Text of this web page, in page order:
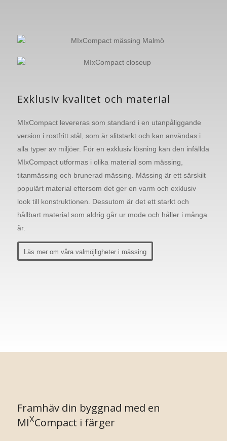
Exklusiv kvalitet och material
MIxCompact levereras som standard i en utanpåliggande
version i rostfritt stål, som är slitstarkt och kan användas i
alla typer av miljöer. För en exklusiv lösning kan den infällda
MIxCompact utformas i olika material som mässing,
titanmässing och brunerad mässing. Mässing är ett särskilt
populärt material eftersom det ger en varm och exklusiv
look till konstruktionen. Dessutom är det ett starkt och
hållbart material som aldrig går ur mode och håller i många
år.
Läs mer om våra valmöjligheter i mässing
Framhäv din byggnad med en
MIXCompact i färger